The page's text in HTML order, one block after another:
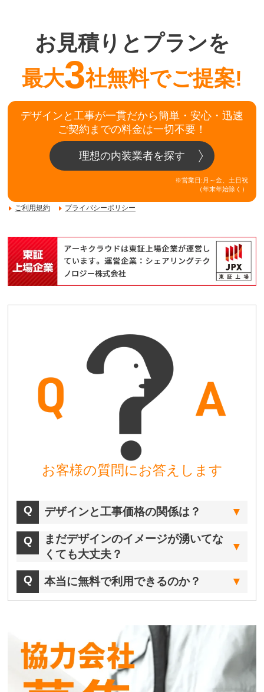
お見積りとプランを
最大3社無料でご提案!
デザインと工事が一貫だから簡単・安心・迅速
ご契約までの料金は一切不要！
理想の内装業者を探す
※営業日:月～金、土日祝
（年末年始除く）
ご利用規約 プライバシーポリシー
お客様の質問にお答えします
デザインと工事価格の関係は？
まだデザインのイメージが湧いてな
くても大丈夫？
本当に無料で利用できるのか？